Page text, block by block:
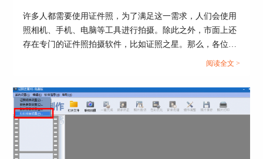
许多人都需要使用证件照，为了满足这一需求，人们会使用
照相机、手机、电脑等工具进行拍摄。除此之外，市面上还
存在专门的证件照拍摄软件，比如证照之星。那么，各位小
伙伴是否了解证照之星哪个版本好用，证照之星支持哪些相
阅读全文 >